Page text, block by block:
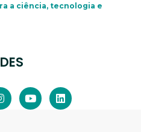
a ciência, tecnologia e